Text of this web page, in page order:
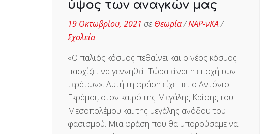
ύψος των αναγκών μας
19 Οκτωβρίου, 2021 σε Θεωρία/ΝΑΡ-νΚΑ/
Σχολεία
«Ο παλιός κόσμος πεθαίνει και ο νέος κόσμος
πασχίζει να γεννηθεί. Τώρα είναι η εποχή των
τεράτων». Αυτή τη φράση είχε πει ο Αντόνιο
Γκράμσι, στον καιρό της Μεγάλης Κρίσης του
Μεσοπολέμου και της μεγάλης ανόδου του
φασισμού. Μια φράση που θα μπορούσαμε να